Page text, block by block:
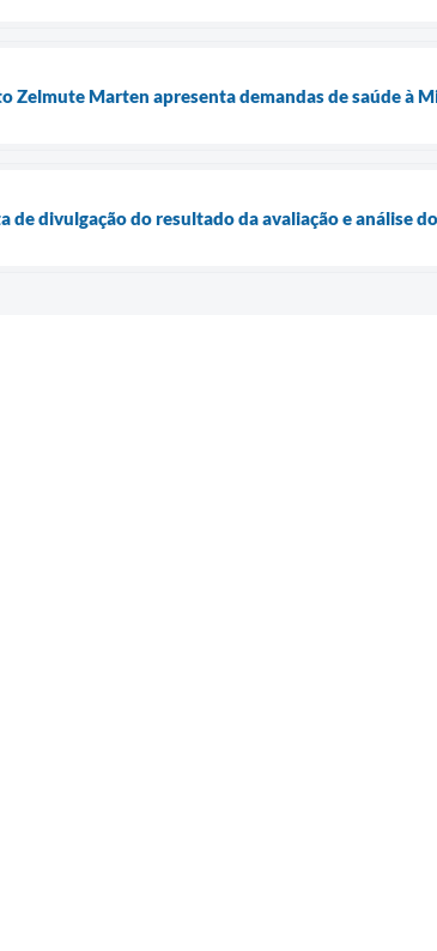
Zelmute Marten apresenta demandas de saúde à
de divulgação do resultado da avaliação e análise